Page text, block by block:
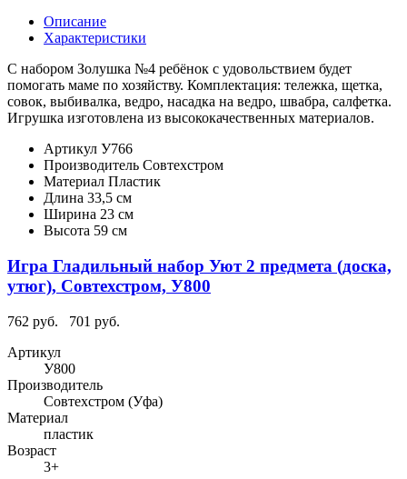
Описание
Характеристики
С набором Золушка №4 ребёнок с удовольствием будет
помогать маме по хозяйству. Комплектация: тележка, щетка,
совок, выбивалка, ведро, насадка на ведро, швабра, салфетка.
Игрушка изготовлена из высококачественных материалов.
Артикул У766
Производитель Совтехстром
Материал Пластик
Длина 33,5 см
Ширина 23 см
Высота 59 см
Игра Гладильный набор Уют 2 предмета (доска,
утюг), Совтехстром, У800
762 руб.
701 руб.
Артикул
У800
Производитель
Совтехстром (Уфа)
Материал
пластик
Возраст
3+